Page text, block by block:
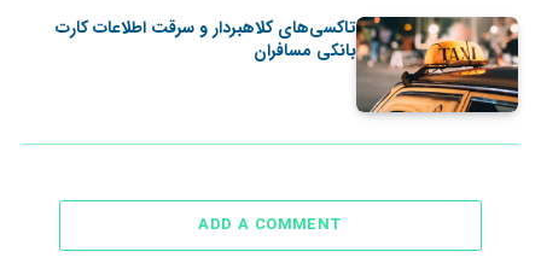
تاکسی‌های کلاهبردار و سرقت اطلاعات کارت
بانکی مسافران
ADD A COMMENT